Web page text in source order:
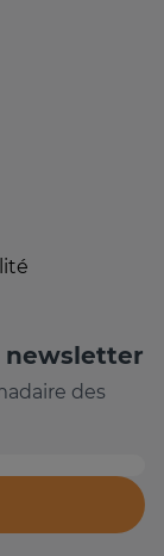
newsletter
des